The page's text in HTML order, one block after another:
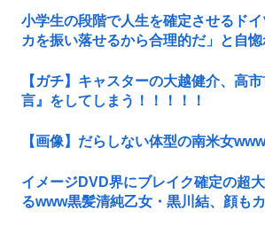
小学生の段階で人生を確定させるド
カを振い落せるから合理的だ」と自
【ガチ】キャスターの大越健介、高
言』をしてしまう！！！！！
【画像】だらしない体型の南米女www
イメージDVD界にブレイク確定の超
るwww黒髪清純乙女・黒川結、顔も